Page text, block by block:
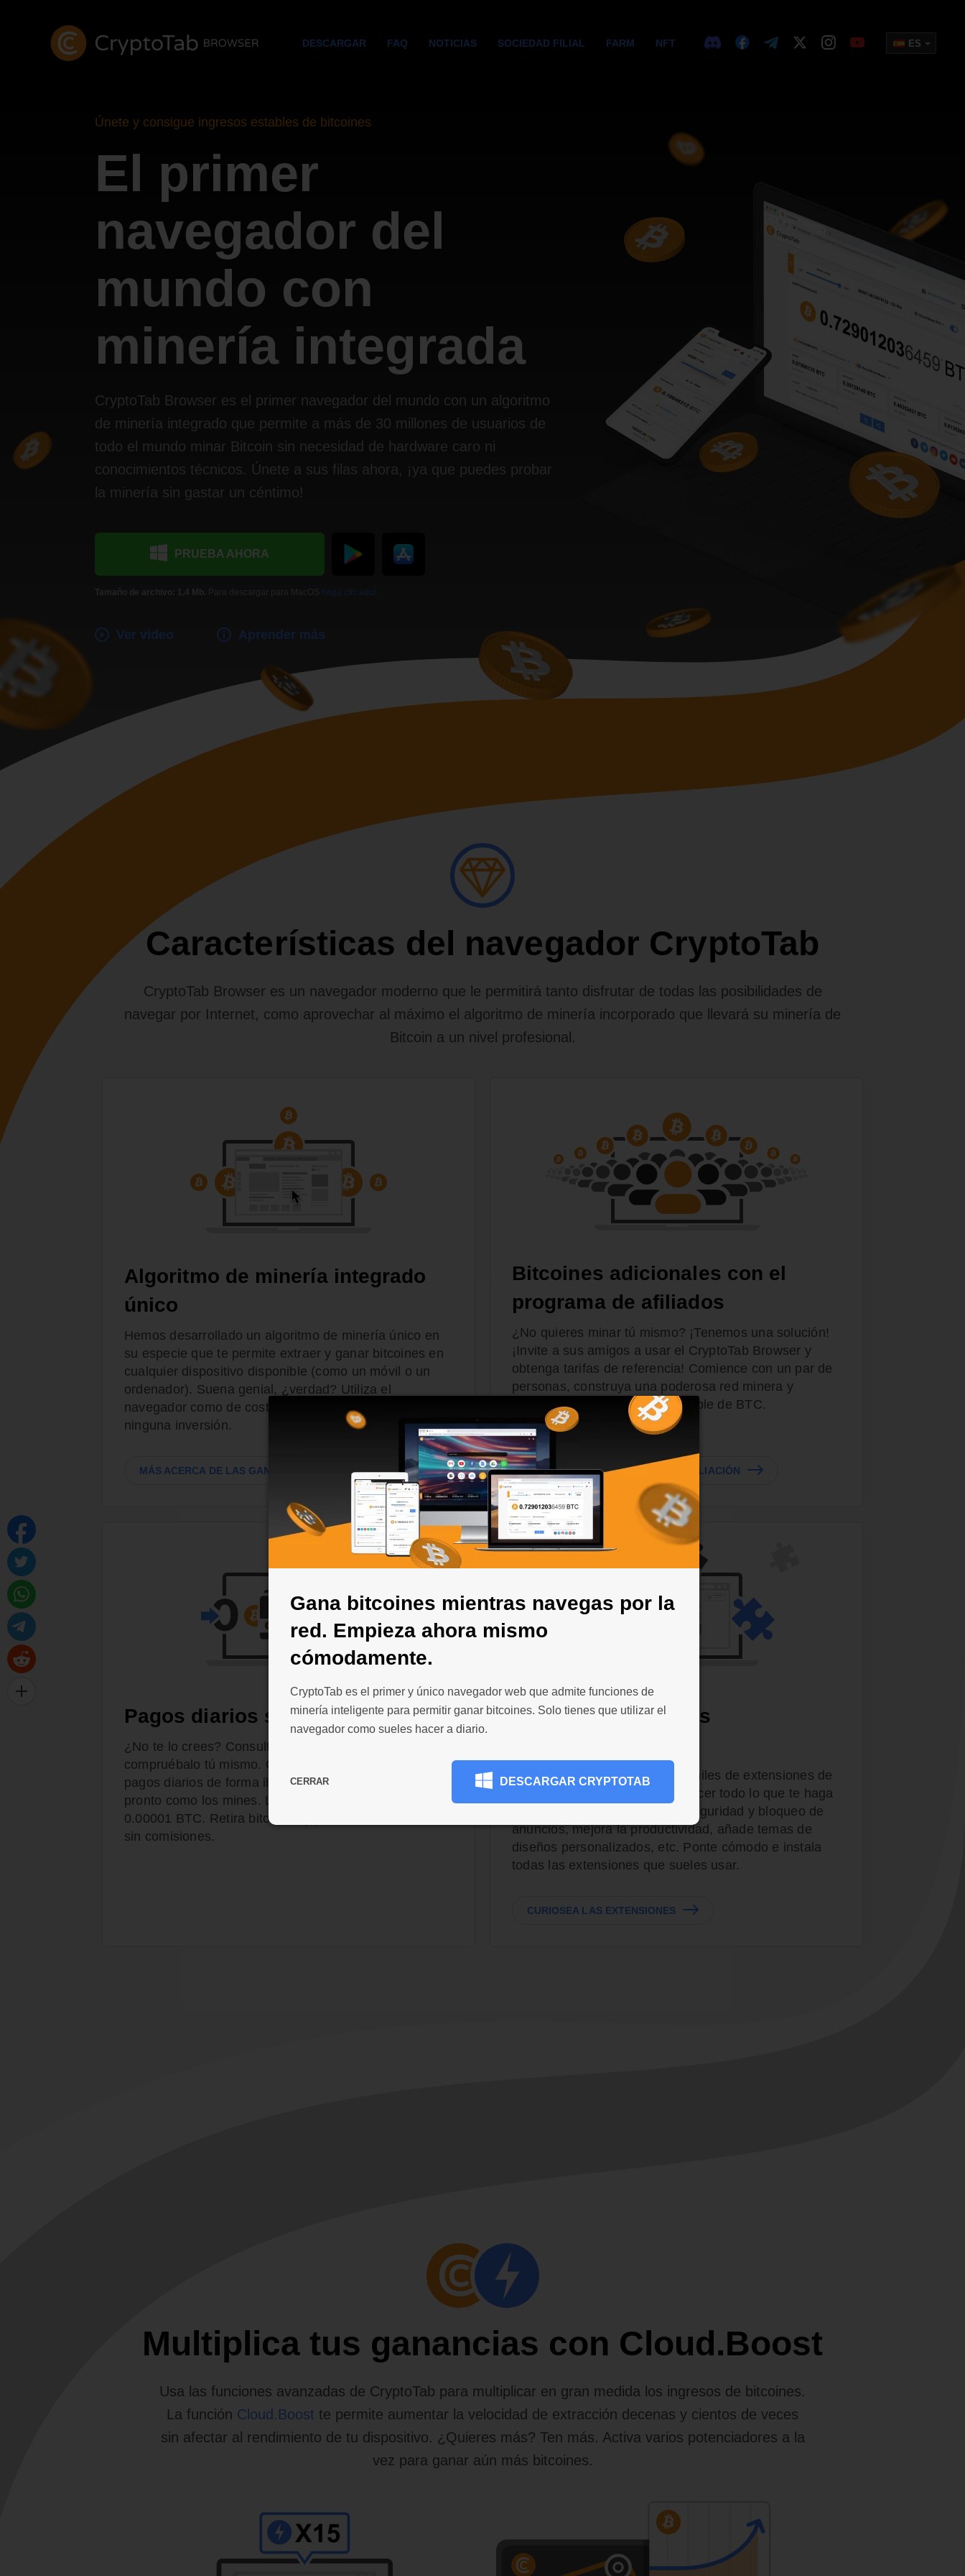
DESCARGAR FAQ NOTICIAS SOCIEDAD FILIAL FARM NFT ES
Gana bitcoines mientras navegas por la
red. Empieza ahora mismo
cómodamente.
CryptoTab es el primer y único navegador web que admite funciones de
minería inteligente para permitir ganar bitcoines. Solo tienes que utilizar el
navegador como sueles hacer a diario.
CERRAR DESCARGAR CRYPTOTAB
Únete y consigue ingresos estables de bitcoines
El primer
navegador del
mundo con
minería integrada
CryptoTab Browser es el primer navegador del mundo con un algoritmo
de minería integrado que permite a más de 30 millones de usuarios de
todo el mundo minar Bitcoin sin necesidad de hardware caro ni
conocimientos técnicos. Únete a sus filas ahora, ¡ya que puedes probar
la minería sin gastar un céntimo!
PRUEBA AHORA
Tamaño de archivo: 1,4 Mb. haga clic aquí
Ver video Aprender más
Características del navegador CryptoTab
CryptoTab Browser es un navegador moderno que le permitirá tanto disfrutar de todas las posibilidades de
navegar por Internet, como aprovechar al máximo el algoritmo de minería incorporado que llevará su minería de
Bitcoin a un nivel profesional.
Algoritmo de minería integrado
único
Hemos desarrollado un algoritmo de minería único en
su especie que te permite extraer y ganar bitcoines en
cualquier dispositivo disponible (como un móvil o un
ordenador). Suena genial, ¿verdad? Utiliza el
navegador como de costumbre y consigue bitcoines sin
ninguna inversión.
MÁS ACERCA DE LAS GANANCIAS
Bitcoines adicionales con el
programa de afiliados
¿No quieres minar tú mismo? ¡Tenemos una solución!
¡Invite a sus amigos a usar el CryptoTab Browser y
obtenga tarifas de referencia! Comience con un par de
personas, construya una poderosa red minera y
obtenga un ingreso pasivo estable de BTC.
MÁS INFORMACIÓN SOBRE LA AFILIACIÓN
Pagos diarios sin comisiones
¿No te lo crees? Consulta el diario de pagos y
compruébalo tú mismo. CryptoTab Browser realiza
pagos diarios de forma ilimitada. Retira fondos tan
pronto como los mines. La cantidad mínima es solo de
0.00001 BTC. Retira bitcoines y ponlos en tu cartera
sin comisiones.
200 000 extensiones
Personaliza el navegador con miles de extensiones de
Chrome Web Store para satisfacer todo lo que te haga
falta: consigue soluciones de seguridad y bloqueo de
anuncios, mejora la productividad, añade temas de
diseños personalizados, etc. Ponte cómodo e instala
todas las extensiones que sueles usar.
CURIOSEA LAS EXTENSIONES
Multiplica tus ganancias con Cloud.Boost
Usa las funciones avanzadas de CryptoTab para multiplicar en gran medida los ingresos de bitcoines.
La función Cloud.Boost te permite aumentar la velocidad de extracción decenas y cientos de veces
sin afectar al rendimiento de tu dispositivo. ¿Quieres más? Ten más. Activa varios potenciadores a la
vez para ganar aún más bitcoines.